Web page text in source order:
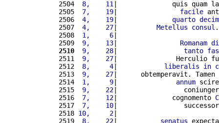
2504
8,    11 |              quis quam
2505
7,    19| facile
2506
4,    19| quarto
2507
4,    27| Metellus consul
2508
1,     6|
2509
9,    13| Romanam
2510
9,    28| tanto
2511
9,    27|               Herculio
2512
8,     4| liberalis in
2513
9,    27|      obtemperavit.
2514
1,     9| annum
2515
9,    22|
2516
7,    12|              cognomento
2517
7,    10|
2518 10,     2|
2519
8,    22| senatus